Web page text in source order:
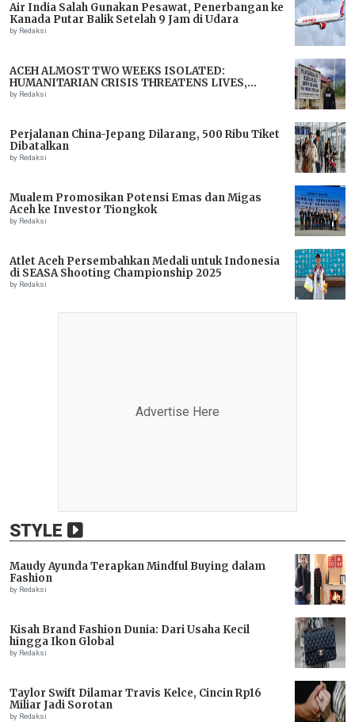
Air India Salah Gunakan Pesawat, Penerbangan ke
Kanada Putar Balik Setelah 9 Jam di Udara
by Redaksi
ACEH ALMOST TWO WEEKS ISOLATED:
HUMANITARIAN CRISIS THREATENS LIVES,
IMMEDIATE ASSISTANCE URGENTLY NEEDED
by Redaksi
Perjalanan China-Jepang Dilarang, 500 Ribu Tiket
Dibatalkan
by Redaksi
Mualem Promosikan Potensi Emas dan Migas
Aceh ke Investor Tiongkok
by Redaksi
Atlet Aceh Persembahkan Medali untuk Indonesia
di SEASA Shooting Championship 2025
by Redaksi
Advertise Here
STYLE
Maudy Ayunda Terapkan Mindful Buying dalam
Fashion
by Redaksi
Kisah Brand Fashion Dunia: Dari Usaha Kecil
hingga Ikon Global
by Redaksi
Taylor Swift Dilamar Travis Kelce, Cincin Rp16
Miliar Jadi Sorotan
by Redaksi